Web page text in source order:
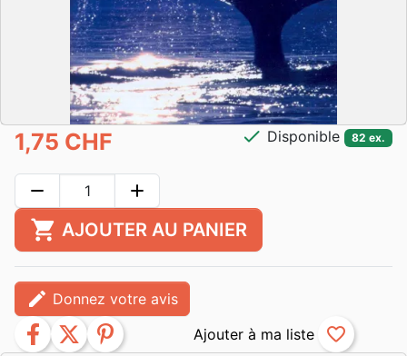
1,75 CHF check Disponible 82 ex.
remove add
shopping_cart AJOUTER AU PANIER
edit Donnez votre avis
facebook twitter pinterest favorite_border